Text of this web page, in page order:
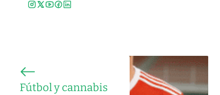
Fútbol y cannabis